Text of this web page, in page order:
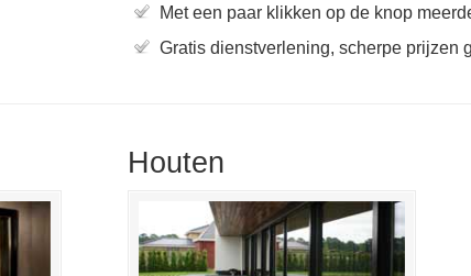
Met een paar klikken op de knop
Gratis dienstverlening, scherpe prijzen
Houten